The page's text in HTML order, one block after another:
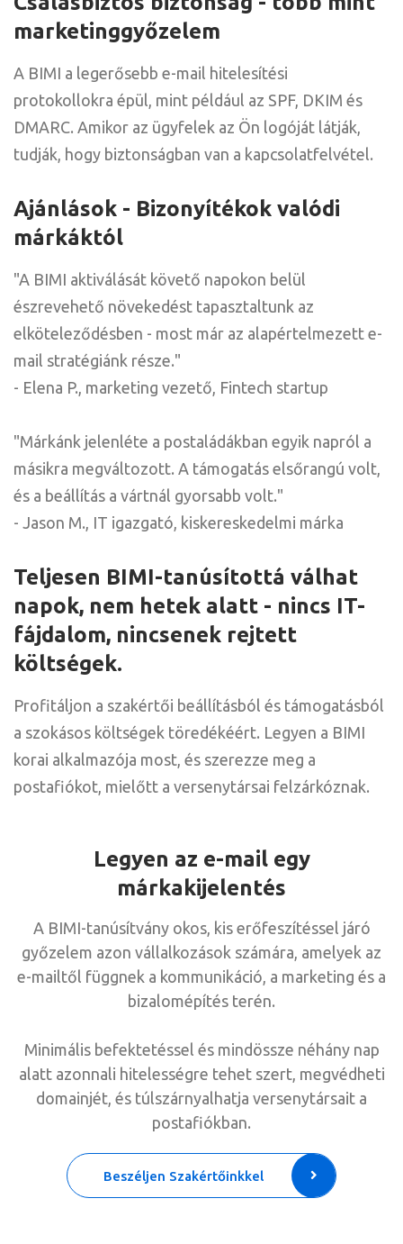
marketinggyőzelem
A BIMI a legerősebb e-mail hitelesítési
protokollokra épül, mint például az SPF, DKIM és
DMARC. Amikor az ügyfelek az Ön logóját látják,
tudják, hogy biztonságban van a kapcsolatfelvétel.
Ajánlások - Bizonyítékok valódi
márkáktól
"A BIMI aktiválását követő napokon belül
észrevehető növekedést tapasztaltunk az
elköteleződésben - most már az alapértelmezett e-
mail stratégiánk része."
- Elena P., marketing vezető, Fintech startup
"Márkánk jelenléte a postaládákban egyik napról a
másikra megváltozott. A támogatás elsőrangú volt,
és a beállítás a vártnál gyorsabb volt."
- Jason M., IT igazgató, kiskereskedelmi márka
Teljesen BIMI-tanúsítottá válhat
napok, nem hetek alatt - nincs IT-
fájdalom, nincsenek rejtett
költségek.
Profitáljon a szakértői beállításból és támogatásból
a szokásos költségek töredékéért. Legyen a BIMI
korai alkalmazója most, és szerezze meg a
postafiókot, mielőtt a versenytársai felzárkóznak.
Legyen az e-mail egy
márkakijelentés
A BIMI-tanúsítvány okos, kis erőfeszítéssel járó
győzelem azon vállalkozások számára, amelyek az
e-mailtől függnek a kommunikáció, a marketing és a
bizalomépítés terén.
Minimális befektetéssel és mindössze néhány nap
alatt azonnali hitelességre tehet szert, megvédheti
domainjét, és túlszárnyalhatja versenytársait a
postafiókban.
Beszéljen Szakértőinkkel